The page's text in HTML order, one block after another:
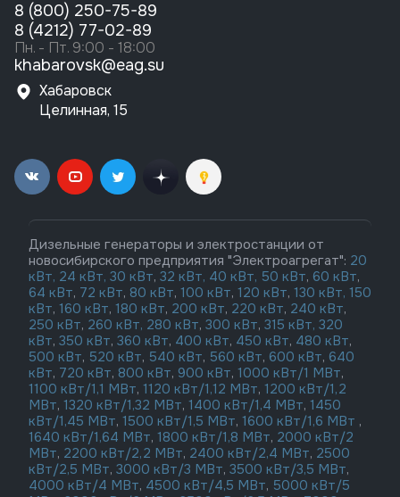
8 (800) 250-75-89
8 (4212) 77-02-89
Пн. - Пт. 9:00 - 18:00
khabarovsk@eag.su
Хабаровск
Целинная, 15
Дизельные генераторы и электростанции от
новосибирского предприятия "Электроагрегат": 20
кВт, 24 кВт, 30 кВт, 32 кВт, 40 кВт, 50 кВт, 60 кВт,
64 кВт, 72 кВт, 80 кВт, 100 кВт, 120 кВт, 130 кВт, 150
кВт, 160 кВт, 180 кВт, 200 кВт, 220 кВт, 240 кВт,
250 кВт, 260 кВт, 280 кВт, 300 кВт, 315 кВт, 320
кВт, 350 кВт, 360 кВт, 400 кВт, 450 кВт, 480 кВт,
500 кВт, 520 кВт, 540 кВт, 560 кВт, 600 кВт, 640
кВт, 720 кВт, 800 кВт, 900 кВт, 1000 кВт/1 МВт,
1100 кВт/1,1 МВт, 1120 кВт/1,12 МВт, 1200 кВт/1,2
МВт, 1320 кВт/1,32 МВт, 1400 кВт/1,4 МВт, 1450
кВт/1,45 МВт, 1500 кВт/1,5 МВт, 1600 кВт/1,6 МВт ,
1640 кВт/1,64 МВт, 1800 кВт/1,8 МВт, 2000 кВт/2
МВт, 2200 кВт/2,2 МВт, 2400 кВт/2,4 МВт, 2500
кВт/2,5 МВт, 3000 кВт/3 МВт, 3500 кВт/3,5 МВт,
4000 кВт/4 МВт, 4500 кВт/4,5 МВт, 5000 кВт/5